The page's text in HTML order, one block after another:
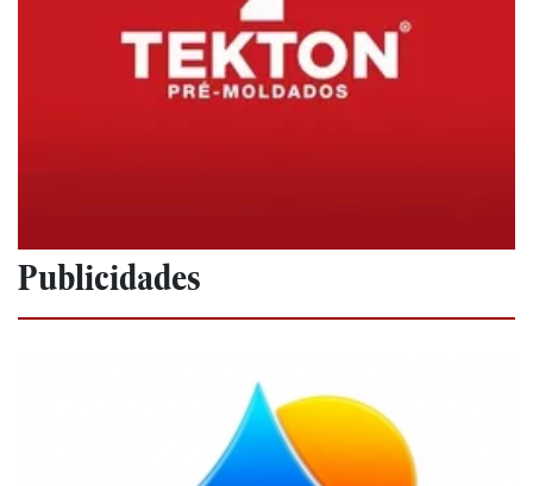
Publicidades